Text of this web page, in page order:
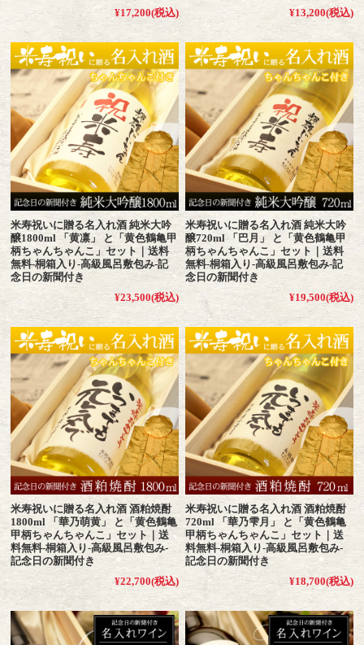
¥17,200(税込)
¥13,200(税込)
米寿祝いに贈る名入れ酒 純米大吟
醸1800ml 「黄凛」 と「黄色鶴亀甲
柄ちゃんちゃんこ」セット｜送料
無料-桐箱入り-高級風呂敷包み-記
念日の新聞付き
¥23,500(税込)
米寿祝いに贈る名入れ酒 純米大吟
醸720ml 「巴月」 と「黄色鶴亀甲
柄ちゃんちゃんこ」セット｜送料
無料-桐箱入り-高級風呂敷包み-記
念日の新聞付き
¥19,500(税込)
米寿祝いに贈る名入れ酒 酒粕焼酎
1800ml 「華乃萌黄」 と「黄色鶴亀
甲柄ちゃんちゃんこ」セット｜送
料無料-桐箱入り-高級風呂敷包み-
記念日の新聞付き
¥22,700(税込)
米寿祝いに贈る名入れ酒 酒粕焼酎
720ml 「華乃雫月」 と「黄色鶴亀
甲柄ちゃんちゃんこ」セット｜送
料無料-桐箱入り-高級風呂敷包み-
記念日の新聞付き
¥18,700(税込)